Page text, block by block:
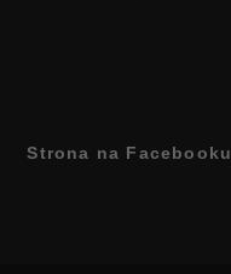
Strona na Facebooku